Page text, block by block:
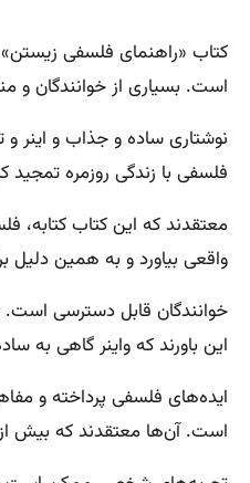
کتاب «راهنمای فلسفی
است. بسیاری از خوانندگان و
نوشتاری ساده و جذاب و اینر و
فلسفی با زندگی روزمره تمجید
معتقدند که این کتاب کتابه،
واقعی بیاورد و به همین دلیل
خوانندگان قابل دسترسی است.
این باورند که واینر گاهی به
ایده‌های فلسفی پرداخته و
است. آن‌ها معتقدند که بیش